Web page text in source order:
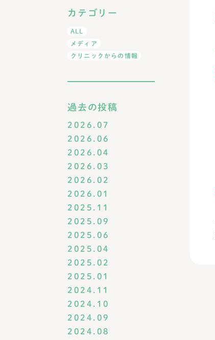
カテゴリー
ALL
メディア
クリニックからの情報
過去の投稿
2026.07
2026.06
2026.04
2026.03
2026.02
2026.01
2025.11
2025.09
2025.06
2025.04
2025.02
2025.01
2024.11
2024.10
2024.09
2024.08